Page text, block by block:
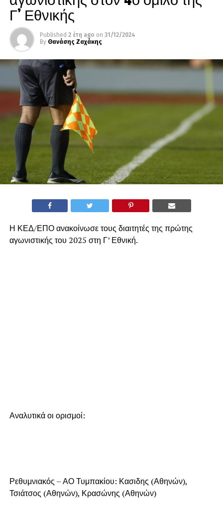
Γ’ Εθνικής
Published 2 έτη ago on 31/12/2024
By Θανάσης Ζαχάκης
Η ΚΕΔ/ΕΠΟ ανακοίνωσε τους διαιτητές της πρώτης
αγωνιστικής του 2025 στη Γ’ Εθνική.
Αναλυτικά οι ορισμοί:
Ρεθυμνιακός – ΑΟ Τυμπακίου: Κασιδης (Αθηνών),
Τσιάτσος (Αθηνών), Κρασώνης (Αθηνών)